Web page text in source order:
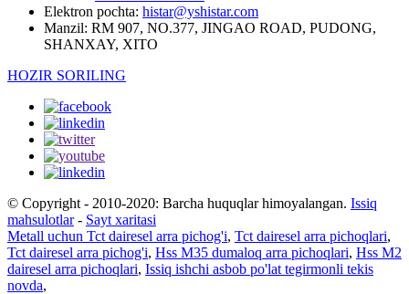
Elektron pochta: histar@yshistar.com
Manzil: RM 907, NO.377, JINGAO ROAD, PUDONG,
SHANXAY, XITO
HOZIR SORILING
© Copyright - 2010-2020: Barcha huquqlar himoyalangan. Issiq
mahsulotlar- Sayt xaritasi
Metall uchun Tct dairesel arra pichog'i, Tct dairesel arra pichoqlari,
Tct dairesel arra pichog'i, Hss M35 dumaloq arra pichoqlari, Hss M2
dairesel arra pichoqlari, Issiq ishchi asbob po'lat tegirmonli tekis
novda,